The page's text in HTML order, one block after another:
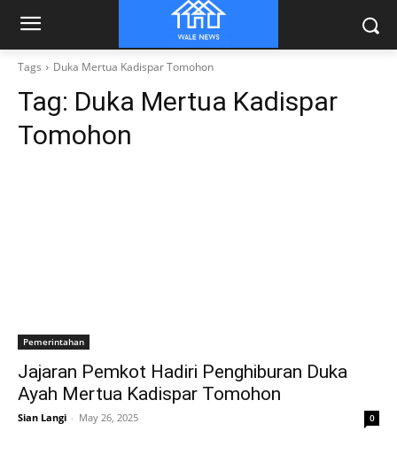
Tags Duka Mertua Kadispar Tomohon
Tag: Duka Mertua Kadispar
Tomohon
Pemerintahan
Jajaran Pemkot Hadiri Penghiburan Duka
Ayah Mertua Kadispar Tomohon
Sian Langi - May 26, 2025 0